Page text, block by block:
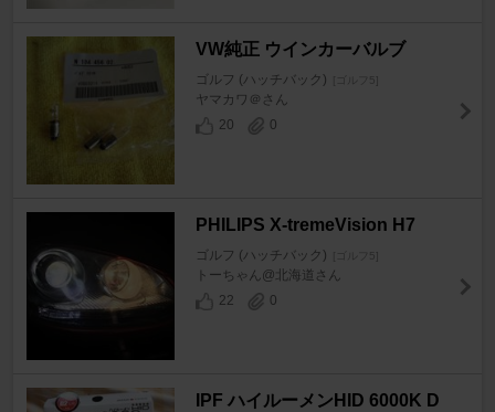
VW純正 ウインカーバルブ
ゴルフ (ハッチバック) [ゴルフ5]
ヤマカワ＠さん
20
0
PHILIPS X-tremeVision H7
ゴルフ (ハッチバック) [ゴルフ5]
トーちゃん@北海道さん
22
0
IPF ハイルーメンHID 6000K D